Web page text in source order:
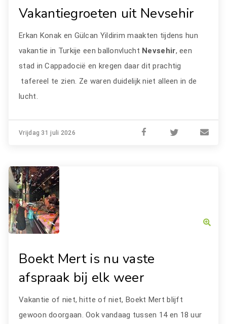
Vakantiegroeten uit Nevsehir
Erkan Konak en Gülcan Yildirim maakten tijdens hun
vakantie in Turkije een ballonvlucht Nevsehir, een
stad in Cappadocië en kregen daar dit prachtig
tafereel te zien. Ze waren duidelijk niet alleen in de
lucht.
Vrijdag 31 juli 2026
Boekt Mert is nu vaste
afspraak bij elk weer
Vakantie of niet, hitte of niet, Boekt Mert blijft
gewoon doorgaan. Ook vandaag tussen 14 en 18 uur